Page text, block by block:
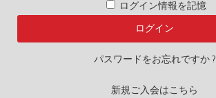
ログイン情報を記憶
パスワードをお忘れですか ?
新規ご入会はこちら